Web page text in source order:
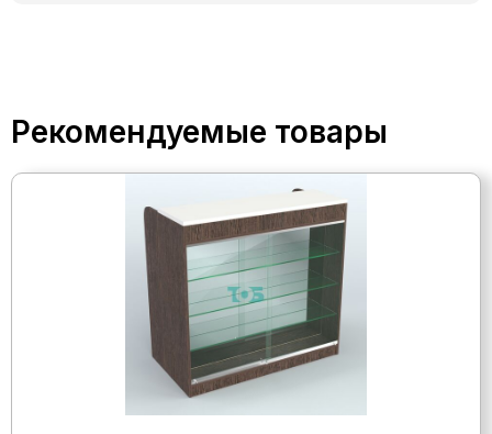
Рекомендуемые товары